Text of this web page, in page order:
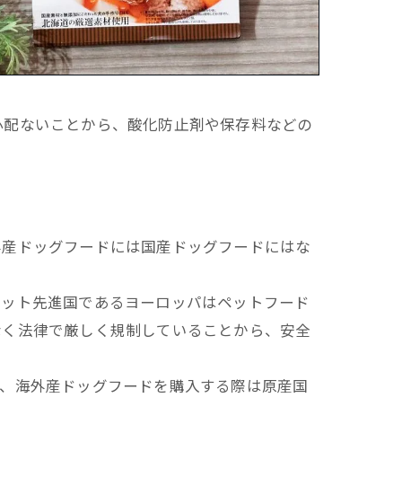
ないことから、酸化防止剤や保存料などの
ドッグフードには国産ドッグフードにはな
ト先進国であるヨーロッパはペットフード
法律で厳しく規制していることから、安全
海外産ドッグフードを購入する際は原産国